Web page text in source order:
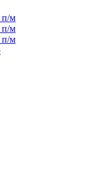
п/м
п/м
п/м